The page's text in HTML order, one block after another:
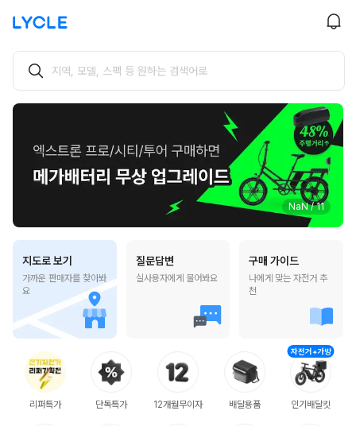
찾고 싶은 자전거가 있나요?
지역, 모델, 스펙 등 원하는 검색어로
NaN / 11
지도로 보기
가까운 판매자를 찾아봐
요
질문답변
실사용자에게 물어봐요
구매 가이드
나에게 맞는 자전거 추
천
리퍼특가 단독특가 12개월무이자 배달용품
자전거+가방
인기배달킷